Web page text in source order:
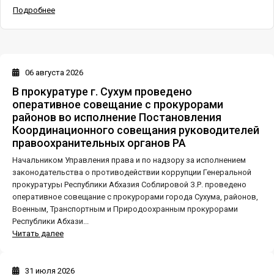
Подробнее
В прокуратуре г. Сухум проведено
оперативное совещание с прокурорами
районов во исполнение Постановления
Координационного совещания руководителей
правоохранительных органов РА
06 августа 2026
Начальником Управления права и по надзору за исполнением
законодательства о противодействии коррупции Генеральной
прокуратуры Республики Абхазия Соблировой З.Р. проведено
оперативное совещание с прокурорами города Сухума, районов,
Военным, Транспортным и Природоохранным прокурорами
Республики Абхази...
Читать далее
31 июля 2026